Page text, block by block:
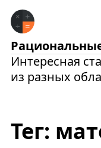
Интересная
из разных
Тег: